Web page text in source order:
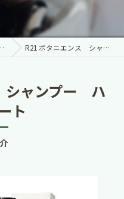
R21 ボタニエンス シャンプー ハイドレート
シャンプー ハ
ト